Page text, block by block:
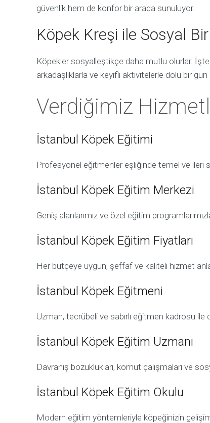
güvenlik hem de konfor bir arada sunuluyor.
Köpek Kreşi ile Sosyal
Köpekler sosyalleştikçe daha mutlu olurlar.
arkadaşlıklarla ve keyifli aktivitelerle dolu bir
Verdiğimiz
İstanbul Köpek Eğitimi
Profesyonel eğitmenler eşliğinde temel ve ileri
İstanbul Köpek Eğitim Merkezi
Geniş alanlarımız ve özel eğitim
İstanbul Köpek Eğitim Fiyatları
Her bütçeye uygun, şeffaf ve kaliteli hizmet
İstanbul Köpek Eğitmeni
Uzman, tecrübeli ve sabırlı eğitmen kadrosu ile
İstanbul Köpek Eğitim Uzmanı
Davranış bozuklukları, komut çalışmaları ve
İstanbul Köpek Eğitim Okulu
Modern eğitim yöntemleriyle köpeğinizin